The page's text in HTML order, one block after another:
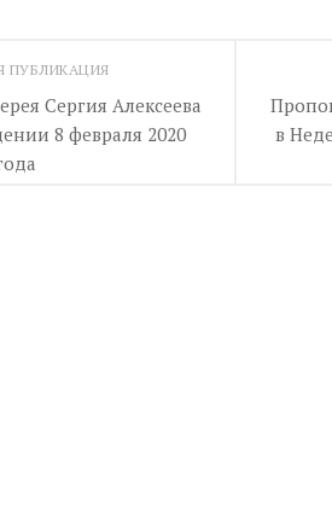
в
ПУБЛИКАЦИЯ
Сергия Алексеева
8 февраля 2020